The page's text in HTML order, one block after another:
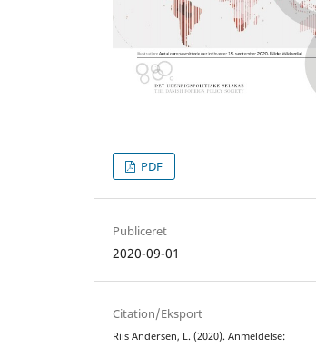
PDF
Publiceret
2020-09-01
Citation/Eksport
Riis Andersen, L. (2020). Anmeldelse: